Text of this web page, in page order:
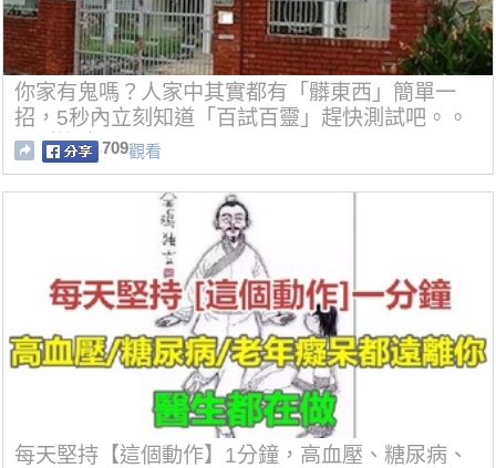
你家有鬼嗎？人家中其實都有「髒東西」簡單一
招，5秒內立刻知道「百試百靈」趕快測試吧。。
(內附視頻)709觀看
每天堅持【這個動作】1分鐘，高血壓、糖尿病、